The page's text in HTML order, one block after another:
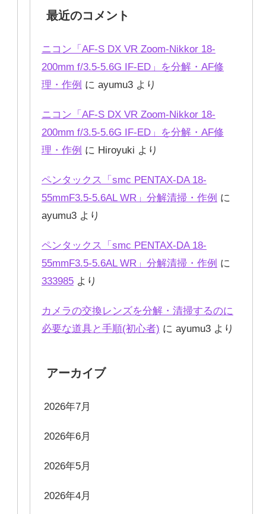
最近のコメント
ニコン「AF-S DX VR Zoom-Nikkor 18-
200mm f/3.5-5.6G IF-ED」を分解・AF修
理・作例 に ayumu3 より
ニコン「AF-S DX VR Zoom-Nikkor 18-
200mm f/3.5-5.6G IF-ED」を分解・AF修
理・作例 に Hiroyuki より
ペンタックス「smc PENTAX-DA 18-
55mmF3.5-5.6AL WR」分解清掃・作例 に
ayumu3 より
ペンタックス「smc PENTAX-DA 18-
55mmF3.5-5.6AL WR」分解清掃・作例 に
333985 より
カメラの交換レンズを分解・清掃するのに
必要な道具と手順(初心者) に ayumu3 より
アーカイブ
2026年7月
2026年6月
2026年5月
2026年4月